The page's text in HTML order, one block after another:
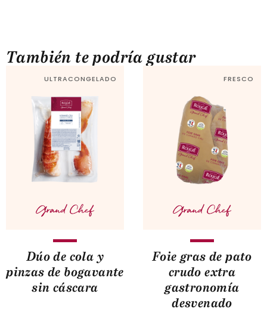
También te podría gustar
ULTRACONGELADO
Dúo de cola y
pinzas de bogavante
sin cáscara
FRESCO
Foie gras de pato
crudo extra
gastronomía
desvenado